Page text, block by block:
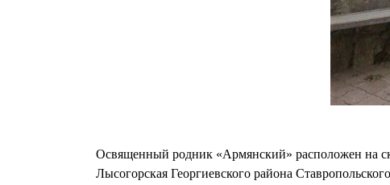
Освященный родник «Армянский» расположен на
Лысогорская Георгиевского района